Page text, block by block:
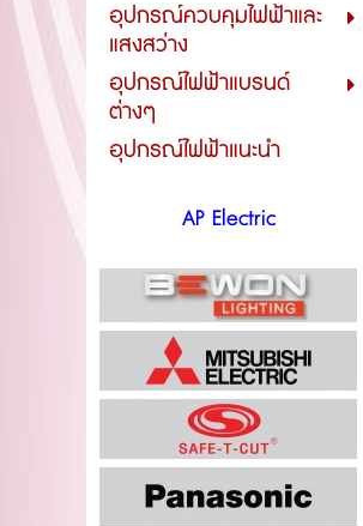
อุปกรณ์ควบคุมไฟฟ้าและ
แสงสว่าง
อุปกรณ์ไฟฟ้าแบรนด์
ต่างๆ
อุปกรณ์ไฟฟ้าแนะนำ
AP Electric